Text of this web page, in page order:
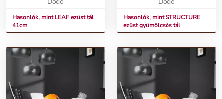
Dodo
Hasonlók, mint LEAF ezüst tál
41cm
Dodo
Hasonlók, mint STRUCTURE
ezüst gyümölcsös tál